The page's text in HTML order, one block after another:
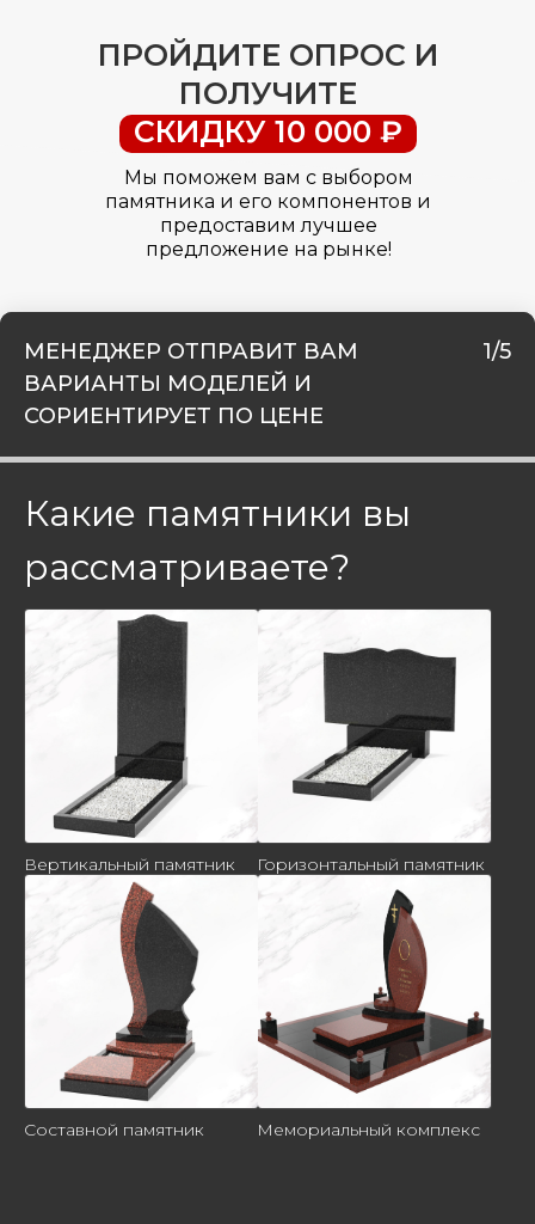
ПРОЙДИТЕ ОПРОС И
ПОЛУЧИТЕ
СКИДКУ 10 000 ₽
Мы поможем вам с выбором
памятника и его компонентов и
предоставим лучшее
предложение на рынке!
МЕНЕДЖЕР ОТПРАВИТ ВАМ
ВАРИАНТЫ МОДЕЛЕЙ И
СОРИЕНТИРУЕТ ПО ЦЕНЕ
1/5
Какие памятники вы
рассматриваете?
Вертикальный памятник Горизонтальный памятник
Составной памятник Мемориальный комплекс